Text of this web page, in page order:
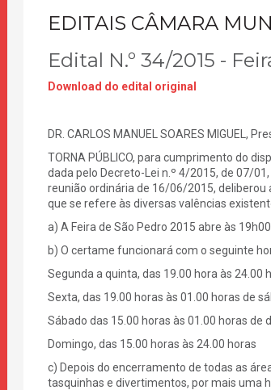
EDITAIS CÂMARA
Edital N.º 34/2015 -
Download do edital original
DR. CARLOS MANUEL SOARES MIGUEL,
TORNA PÚBLICO, para cumprimento do
dada pelo Decreto-Lei n.º 4/2015, de 07/
reunião ordinária de 16/06/2015, deliberou
que se refere às diversas valências
a) A Feira de São Pedro 2015 abre às
b) O certame funcionará com o seguinte
Segunda a quinta, das 19.00 hora às 24.00
Sexta, das 19.00 horas às 01.00 horas de
Sábado das 15.00 horas às 01.00 horas de
Domingo, das 15.00 horas às 24.00 horas
c) Depois do encerramento de todas as
tasquinhas e divertimentos, por mais uma